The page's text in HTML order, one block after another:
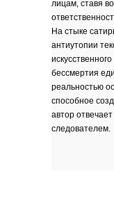
лицам, ставя
На стыке
антиутопии
бессмертия
реальностью
способное
автор
следователем.